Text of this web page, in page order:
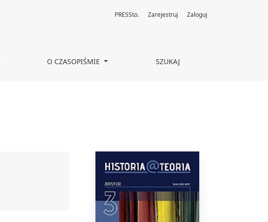
O CZASOPIŚMIE SZUKAJ
PRESSto. Zarejestruj Zaloguj